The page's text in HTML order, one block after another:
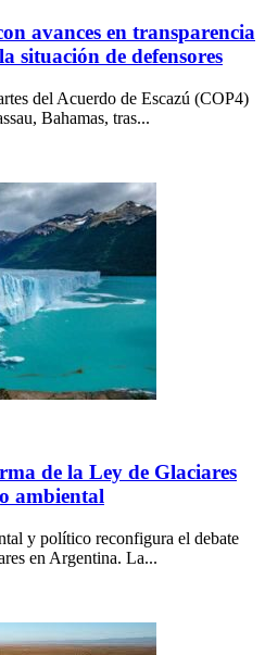
avances en transparencia
situación de defensores
del Acuerdo de Escazú (COP4)
Bahamas, tras...
de la Ley de Glaciares
ambiental
y político reconfigura el debate
en Argentina. La...